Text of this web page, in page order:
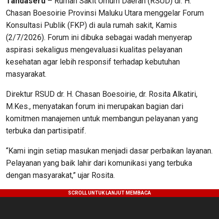
Chasan Boesoirie Provinsi Maluku Utara menggelar Forum
Konsultasi Publik (FKP) di aula rumah sakit, Kamis
(2/7/2026). Forum ini dibuka sebagai wadah menyerap
aspirasi sekaligus mengevaluasi kualitas pelayanan
kesehatan agar lebih responsif terhadap kebutuhan
masyarakat.
Direktur RSUD dr. H. Chasan Boesoirie, dr. Rosita Alkatiri,
M.Kes., menyatakan forum ini merupakan bagian dari
komitmen manajemen untuk membangun pelayanan yang
terbuka dan partisipatif.
“Kami ingin setiap masukan menjadi dasar perbaikan layanan.
Pelayanan yang baik lahir dari komunikasi yang terbuka
dengan masyarakat,” ujar Rosita.